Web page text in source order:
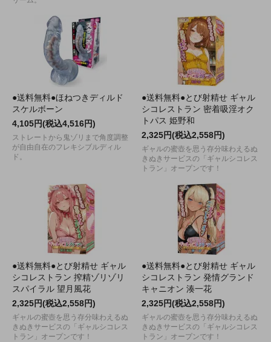
●送料無料●ほねつきディルド
スケルボーン
4,105円(税込4,516円)
ストレートから鬼ゾリまで角度調整
が自由自在のフレキシブルディル
ド。
●送料無料●とび射精せ ギャル
シコレストラン 密着吸淫オク
トパス 姫野和
2,325円(税込2,558円)
ギャルの蜜壺を思う存分味わえるぬ
きぬきサービスの「ギャルシコレス
トラン」オープンです！
●送料無料●とび射精せ ギャル
シコレストラン 搾精ゾリゾリ
スパイラル 望月風花
2,325円(税込2,558円)
ギャルの蜜壺を思う存分味わえるぬ
きぬきサービスの「ギャルシコレス
トラン」オープンです！
●送料無料●とび射精せ ギャル
シコレストラン 発情グランド
キャニオン 湊一花
2,325円(税込2,558円)
ギャルの蜜壺を思う存分味わえるぬ
きぬきサービスの「ギャルシコレス
トラン」オープンです！